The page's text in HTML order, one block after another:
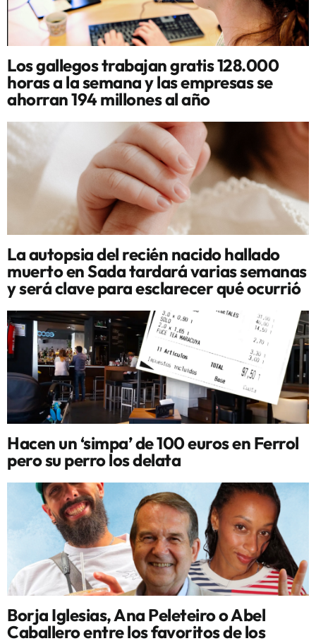
Los gallegos trabajan gratis 128.000
horas a la semana y las empresas se
ahorran 194 millones al año
La autopsia del recién nacido hallado
muerto en Sada tardará varias semanas
y será clave para esclarecer qué ocurrió
Hacen un ‘simpa’ de 100 euros en Ferrol
pero su perro los delata
Borja Iglesias, Ana Peleteiro o Abel
Caballero entre los favoritos de los